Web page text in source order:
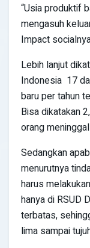
“Usia produktif
mengasuh
Impact
Lebih lanjut
Indonesia 17
baru per tahun
Bisa dikatakan
orang
Sedangkan
menurutnya
harus
hanya di RSUD
terbatas,
lima sampai